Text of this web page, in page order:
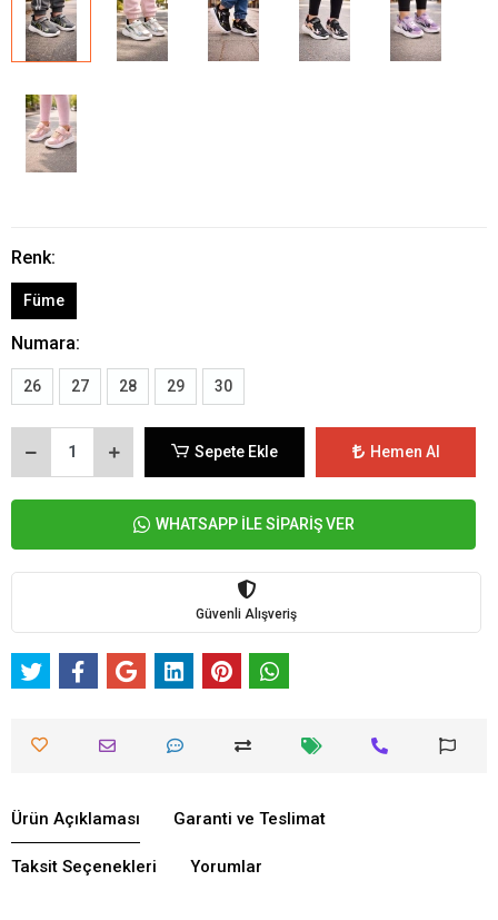
Renk:
Füme
Numara:
26 27 28 29 30
Sepete Ekle Hemen Al
WHATSAPP İLE SİPARİŞ VER
Güvenli Alışveriş
Ürün Açıklaması Garanti ve Teslimat
Taksit Seçenekleri Yorumlar